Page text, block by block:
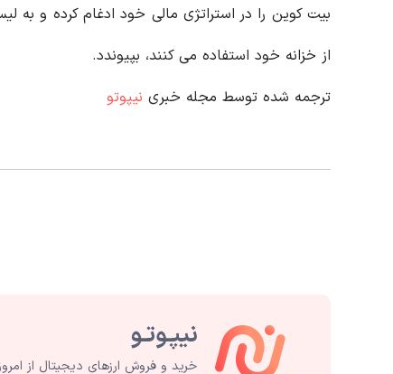
بیت کوین را در استراتژی مالی خود ادغام کرده و
از خزانه خود استفاده می کنند، بپیوندد.
ترجمه شده توسط مجله خبری نیپوتو
خرید و فروش ارزهای دیجیتال از